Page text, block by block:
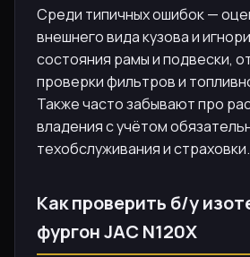
Среди типичных ошибок —
внешнего вида кузова и
состояния рамы и подвески,
проверки фильтров и
Также часто забывают про
владения с учётом
техобслуживания и страховки.
Как проверить б/у
фургон JAC N120X